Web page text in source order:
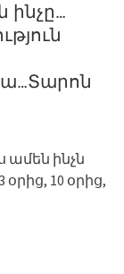
ինչը…
ամեն ինչն
10 օրից,